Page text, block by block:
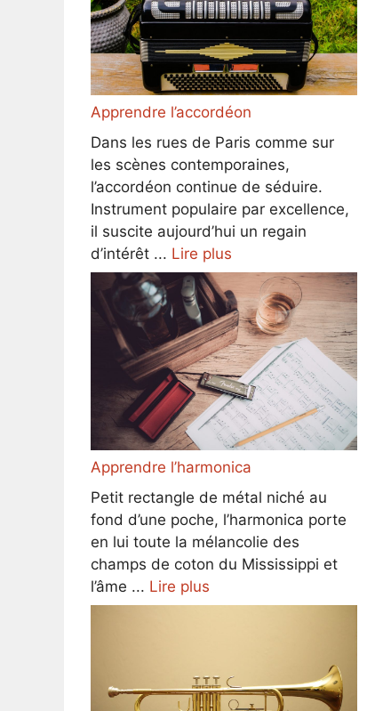
Apprendre l’accordéon
Dans les rues de Paris comme sur
les scènes contemporaines,
l’accordéon continue de séduire.
Instrument populaire par excellence,
il suscite aujourd’hui un regain
d’intérêt ... Lire plus
Apprendre l’harmonica
Petit rectangle de métal niché au
fond d’une poche, l’harmonica porte
en lui toute la mélancolie des
champs de coton du Mississippi et
l’âme ... Lire plus